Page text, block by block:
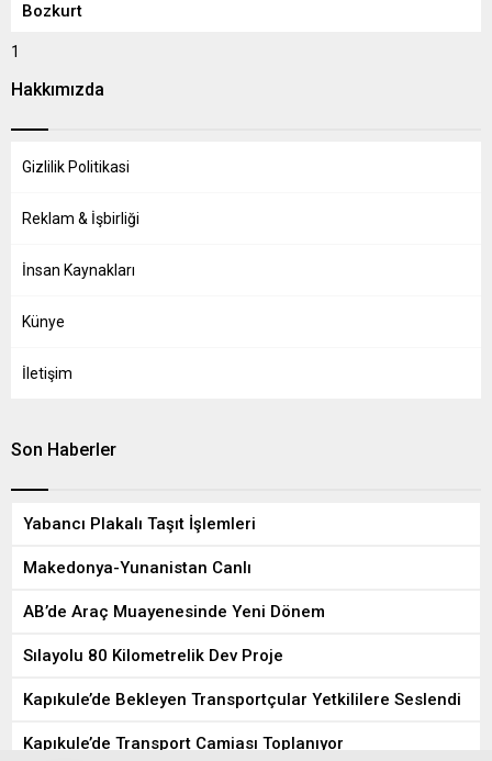
Bozkurt
1
Hakkımızda
Gizlilik Politikasi
Reklam & İşbirliği
İnsan Kaynakları
Künye
İletişim
Son Haberler
Yabancı Plakalı Taşıt İşlemleri
Makedonya-Yunanistan Canlı
AB’de Araç Muayenesinde Yeni Dönem
Sılayolu 80 Kilometrelik Dev Proje
Kapıkule’de Bekleyen Transportçular Yetkililere Seslendi
Kapıkule’de Transport Camiası Toplanıyor